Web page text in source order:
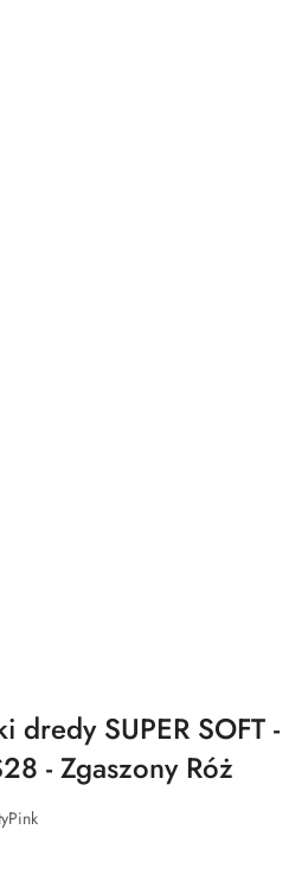
dredy SUPER SOFT -
- Zgaszony Róż